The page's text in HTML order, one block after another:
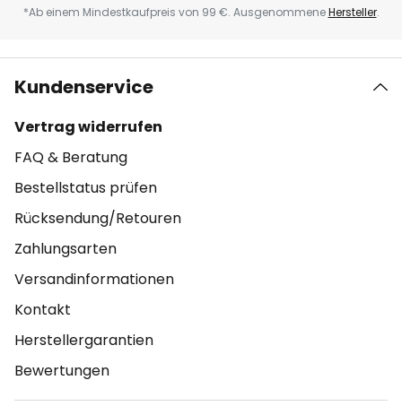
*Ab einem Mindestkaufpreis von 99 €. AusgenommeneHersteller.
Kundenservice
Vertrag widerrufen
FAQ & Beratung
Bestellstatus prüfen
Rücksendung/Retouren
Zahlungsarten
Versandinformationen
Kontakt
Herstellergarantien
Bewertungen